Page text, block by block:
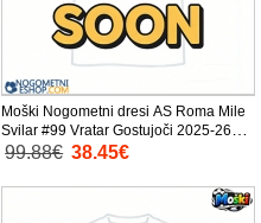
Moški Nogometni dresi AS Roma Mile
Svilar #99 Vratar Gostujoči 2025-26
Kratek Rokav
99.88€ 38.45€